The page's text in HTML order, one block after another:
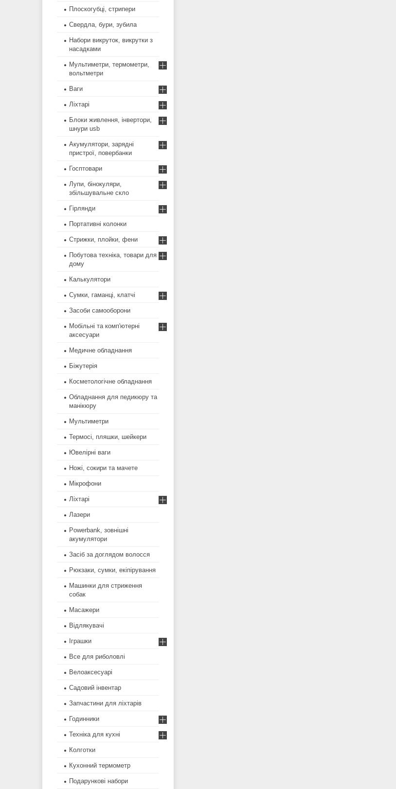
Плоскогубці, стрипери
Свердла, бури, зубила
Набори викруток, викрутки з
насадками
Мультиметри, термометри,
вольтметри
Ваги
Ліхтарі
Блоки живлення, інвертори,
шнури usb
Акумулятори, зарядні
пристрої, повербанки
Госптовари
Лупи, бінокуляри,
збільшувальне скло
Гірлянди
Портативні колонки
Стрижки, плойки, фени
Побутова техніка, товари для
дому
Калькулятори
Сумки, гаманці, клатчі
Засоби самооборони
Мобільні та комп'ютерні
аксесуари
Медичне обладнання
Біжутерія
Косметологічне обладнання
Обладнання для педикюру та
манікюру
Мультиметри
Термосі, пляшки, шейкери
Ювелірні ваги
Ножі, сокири та мачете
Мікрофони
Ліхтарі
Лазери
Powerbank, зовнішні
акумулятори
Засіб за доглядом волосся
Рюкзаки, сумки, екіпірування
Машинки для стриження
собак
Масажери
Відлякувачі
Іграшки
Все для риболовлі
Велоаксесуарі
Садовий інвентар
Запчастини для ліхтарів
Годинники
Техніка для кухні
Колготки
Кухонний термометр
Подарункові набори